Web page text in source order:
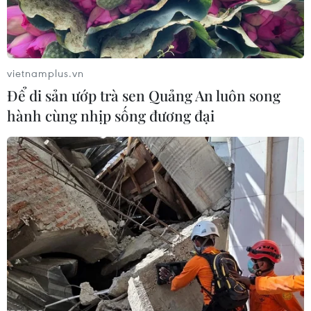
Cải cách WTO bế tắc do chưa thống
nhất phạm vi đàm phán
07/08/2026 03:04
Giá vàng trong nước giảm nhẹ,
thương hiệu SJC lùi về ngưỡng 142,2
triệu đồng
07/08/2026 02:21
Hãng BMW bắt đầu sản xuất hàng
loạt mẫu xe thuần điện “thế hệ mới”
07/08/2026 01:52
vietnamplus.vn
Để di sản ướp trà sen Quảng An luôn song
hành cùng nhịp sống đương đại